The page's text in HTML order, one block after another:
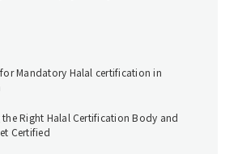
Mandatory Halal certification in
Right Halal Certification Body and
Certified